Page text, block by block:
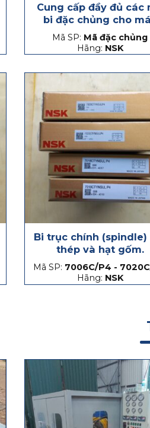
Cung cấp đầy đủ các
bi đặc chủng cho
CNC
Mã SP: Mã đặc chủng
Hãng: NSK
Bi trục chính (spindle)
thép và hạt gốm.
Mã SP: 7006C/P4 -
Hãng: NSK